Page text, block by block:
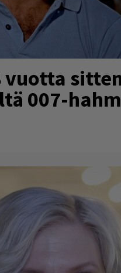
vuotta
007-